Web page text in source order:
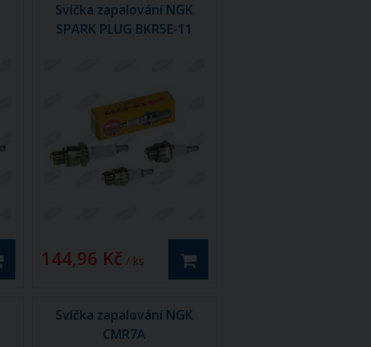
Svíčka zapalování NGK
SPARK PLUG BKR5E-11
144,96 Kč / ks
Svíčka zapalování NGK
CMR7A